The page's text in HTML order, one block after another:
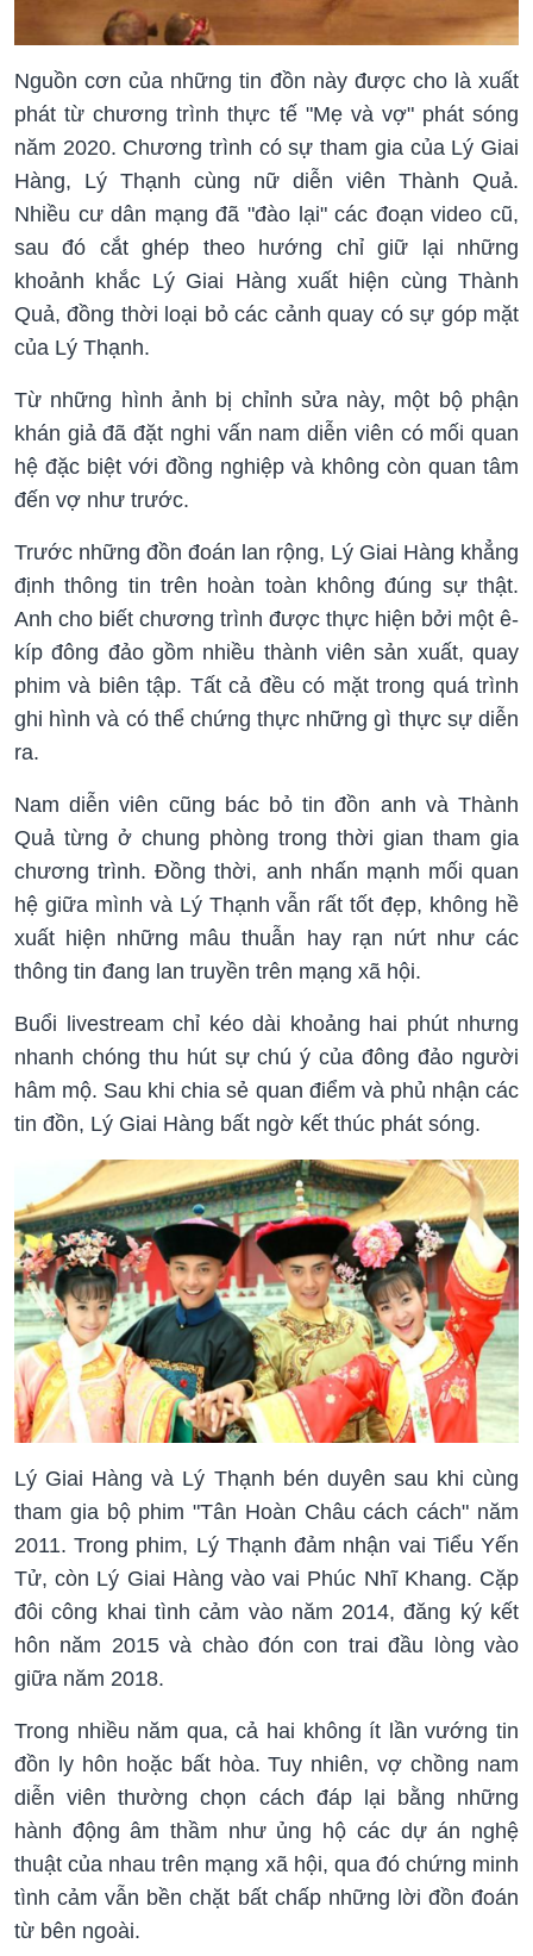
Nguồn cơn của những tin đồn này được cho là xuất
phát từ chương trình thực tế "Mẹ và vợ" phát sóng
năm 2020. Chương trình có sự tham gia của Lý Giai
Hàng, Lý Thạnh cùng nữ diễn viên Thành Quả.
Nhiều cư dân mạng đã "đào lại" các đoạn video cũ,
sau đó cắt ghép theo hướng chỉ giữ lại những
khoảnh khắc Lý Giai Hàng xuất hiện cùng Thành
Quả, đồng thời loại bỏ các cảnh quay có sự góp mặt
của Lý Thạnh.
Từ những hình ảnh bị chỉnh sửa này, một bộ phận
khán giả đã đặt nghi vấn nam diễn viên có mối quan
hệ đặc biệt với đồng nghiệp và không còn quan tâm
đến vợ như trước.
Trước những đồn đoán lan rộng, Lý Giai Hàng khẳng
định thông tin trên hoàn toàn không đúng sự thật.
Anh cho biết chương trình được thực hiện bởi một ê-
kíp đông đảo gồm nhiều thành viên sản xuất, quay
phim và biên tập. Tất cả đều có mặt trong quá trình
ghi hình và có thể chứng thực những gì thực sự diễn
ra.
Nam diễn viên cũng bác bỏ tin đồn anh và Thành
Quả từng ở chung phòng trong thời gian tham gia
chương trình. Đồng thời, anh nhấn mạnh mối quan
hệ giữa mình và Lý Thạnh vẫn rất tốt đẹp, không hề
xuất hiện những mâu thuẫn hay rạn nứt như các
thông tin đang lan truyền trên mạng xã hội.
Buổi livestream chỉ kéo dài khoảng hai phút nhưng
nhanh chóng thu hút sự chú ý của đông đảo người
hâm mộ. Sau khi chia sẻ quan điểm và phủ nhận các
tin đồn, Lý Giai Hàng bất ngờ kết thúc phát sóng.
Lý Giai Hàng và Lý Thạnh bén duyên sau khi cùng
tham gia bộ phim "Tân Hoàn Châu cách cách" năm
2011. Trong phim, Lý Thạnh đảm nhận vai Tiểu Yến
Tử, còn Lý Giai Hàng vào vai Phúc Nhĩ Khang. Cặp
đôi công khai tình cảm vào năm 2014, đăng ký kết
hôn năm 2015 và chào đón con trai đầu lòng vào
giữa năm 2018.
Trong nhiều năm qua, cả hai không ít lần vướng tin
đồn ly hôn hoặc bất hòa. Tuy nhiên, vợ chồng nam
diễn viên thường chọn cách đáp lại bằng những
hành động âm thầm như ủng hộ các dự án nghệ
thuật của nhau trên mạng xã hội, qua đó chứng minh
tình cảm vẫn bền chặt bất chấp những lời đồn đoán
từ bên ngoài.